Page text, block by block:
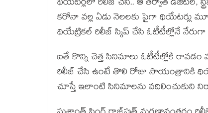
థియేటర్లలో రిలీజ్ చేసి.. ఆ తర్వాత డిజిటల్,
కరోనా వల్ల ఏడు నెలలకు పైగా థియేటర్లు
థియేట్రికల్ రిలీజ్ స్కిప్ చేసి ఓటీటీల్లోనే నేరుగా
ఐతే కొన్ని చెత్త సినిమాలు ఓటీటీల్లోకి
రిలీజ్ చేసి ఉంటే తొలి రోజు సాయంత్రానికి
చూస్తే ఇలాంటి సినిమాలను వదిలించుకుని